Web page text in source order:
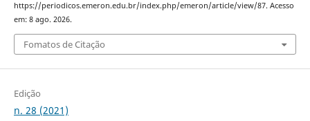
https://periodicos.emeron.edu.br/index.php/emeron/article/view/87. Acesso
em: 8 ago. 2026.
Fomatos de Citação
Edição
n. 28 (2021)